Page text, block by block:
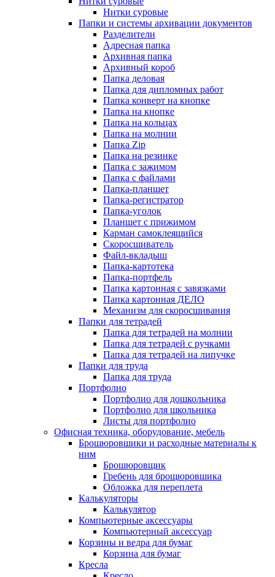
Нитки суровые
Папки и системы архивации документов
Разделители
Адресная папка
Архивная папка
Архивный короб
Папка деловая
Папка для дипломных работ
Папка конверт на кнопке
Папка на кнопке
Папка на кольцах
Папка на молнии
Папка Zip
Папка на резинке
Папка с зажимом
Папка с файлами
Папка-планшет
Папка-регистратор
Папка-уголок
Планшет с прижимом
Карман самоклеящийся
Скоросшиватель
Файл-вкладыш
Папка-картотека
Папка-портфель
Папка картонная с завязками
Папка картонная ДЕЛО
Механизм для скоросшивания
Папки для тетрадей
Папка для тетрадей на молнии
Папка для тетрадей с ручками
Папка для тетрадей на липучке
Папки для труда
Папка для труда
Портфолио
Портфолио для дошкольника
Портфолио для школьника
Листы для портфолио
Офисная техника, оборудование, мебель
Брошюровшики и расходные материалы к
ним
Брошюровщик
Гребень для брощюровшика
Обложка для переплета
Калькуляторы
Калькулятор
Компьютерные аксессуары
Компьютерный аксессуар
Корзины и ведра для бумаг
Корзина для бумаг
Кресла